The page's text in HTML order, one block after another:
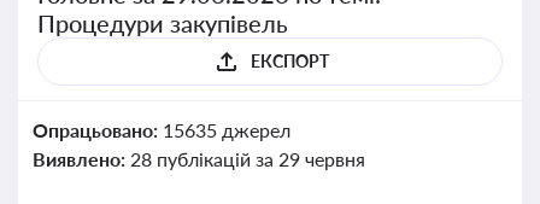
Процедури закупівель
ЕКСПОРТ
Опрацьовано: 15635 джерел
Виявлено: 28 публікацій за 29 червня